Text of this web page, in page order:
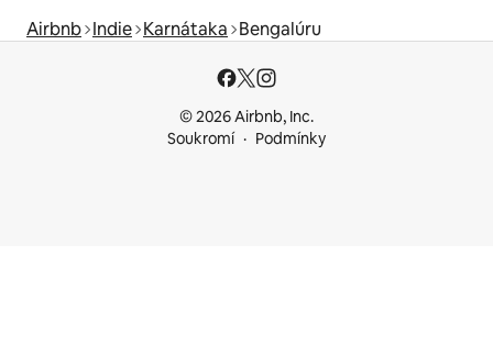
Airbnb Indie Karnátaka Bengalúru
© 2026 Airbnb, Inc.
Soukromí
Podmínky